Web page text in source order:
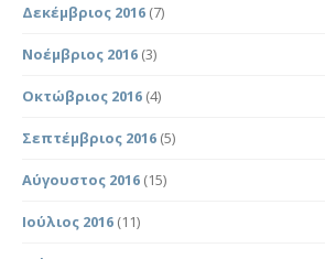
Δεκέμβριος 2016 (7)
Νοέμβριος 2016 (3)
Οκτώβριος 2016 (4)
Σεπτέμβριος 2016 (5)
Αύγουστος 2016 (15)
Ιούλιος 2016 (11)